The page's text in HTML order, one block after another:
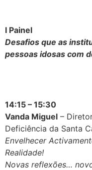
I Painel
Desafios que as
pessoas idosas com
14:15 – 15:30
Vanda Miguel –
Deficiência da Santa
Envelhecer
Realidade!
Novas reflexões…